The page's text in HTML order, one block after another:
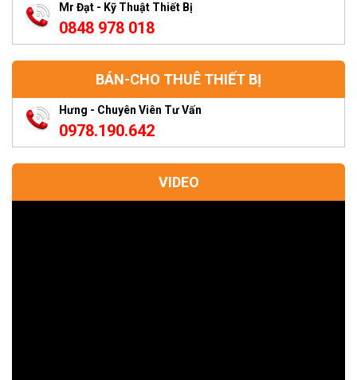
Mr Đạt - Kỹ Thuật Thiết Bị
0848 978 018
BÁN-CHO THUÊ THIẾT BỊ
Hưng - Chuyên Viên Tư Vấn
0978.190.642
VIDEO